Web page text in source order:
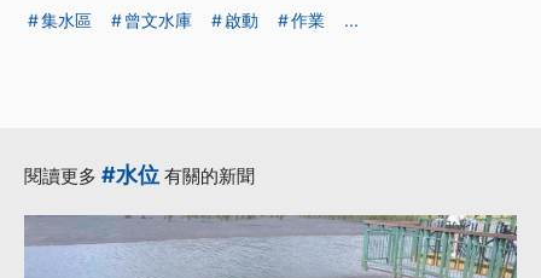
集水區
曾文水庫 啟動 作業 ...
閱讀更多 #水位 有關的新聞